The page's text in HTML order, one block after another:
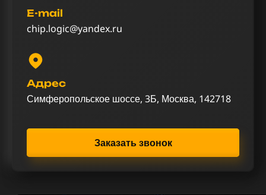
E-mail
chip.logic@yandex.ru
Адрес
Симферопольское шоссе, 3Б, Москва, 142718
Заказать звонок